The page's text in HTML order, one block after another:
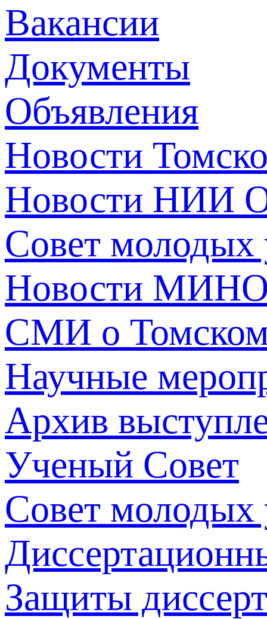
Вакансии
Документы
Объявления
Новости
Новости НИИ
Совет молодых
Новости
СМИ о
Научные
Архив
Ученый Совет
Совет молодых
Защиты